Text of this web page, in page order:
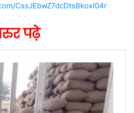
CssJEbwZ7dcDtsBkoxI04r
पढ़े